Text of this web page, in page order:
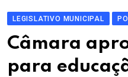
LEGISLATIVO MUNICIPAL
Câmara
para